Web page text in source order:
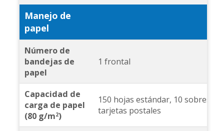
Manejo de
papel
Número de
bandejas de
papel
1 frontal
Capacidad de
carga de papel
(80 g/m2)
150 hojas estándar, 10 sobres y
tarjetas postales